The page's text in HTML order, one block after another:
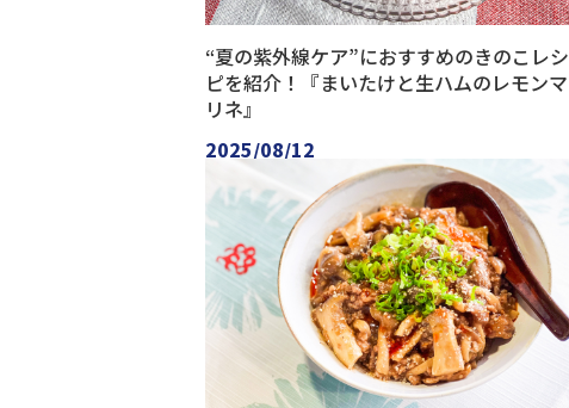
“夏の紫外線ケア”におすすめのきのこレシ
ピを紹介！『まいたけと生ハムのレモンマ
リネ』
2025/08/12